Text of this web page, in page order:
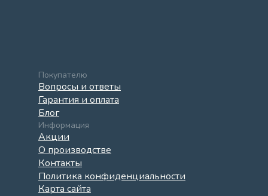
Покупателю
Вопросы и ответы
Гарантия и оплата
Блог
Информация
Акции
О производстве
Контакты
Политика конфиденциальности
Карта сайта